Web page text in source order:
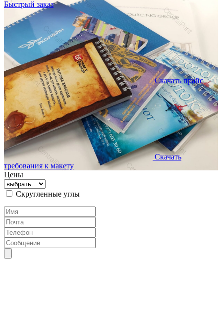
Быстрый заказ
Скачать прайс
Скачать
требования к макету
Цены
Скругленные углы